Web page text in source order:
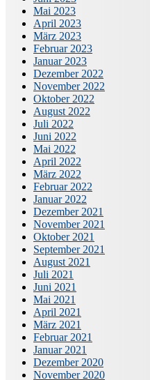
Mai 2023
April 2023
März 2023
Februar 2023
Januar 2023
Dezember 2022
November 2022
Oktober 2022
August 2022
Juli 2022
Juni 2022
Mai 2022
April 2022
März 2022
Februar 2022
Januar 2022
Dezember 2021
November 2021
Oktober 2021
September 2021
August 2021
Juli 2021
Juni 2021
Mai 2021
April 2021
März 2021
Februar 2021
Januar 2021
Dezember 2020
November 2020